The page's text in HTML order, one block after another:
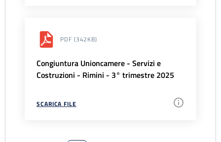
PDF (342KB)
Congiuntura Unioncamere - Servizi e
Costruzioni - Rimini - 3° trimestre 2025
SCARICA FILE